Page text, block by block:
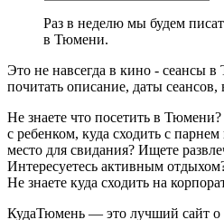
Раз в неделю мы будем
в Тюмени.
Это не навсегда в кино - сеансы
почитать описание, даты сеансов,
Не знаете что посетить в
с ребенком, куда сходить с
место для свидания? Ищете
Интересуетесь активным
Не знаете куда сходить на
КудаТюмень — это лучший сайт о